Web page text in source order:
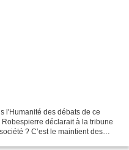
l'Humanité des débats de ce
déclarait à la tribune
? C’est le maintient des